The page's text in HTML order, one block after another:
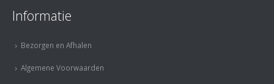
Informatie
Bezorgen en Afhalen
Algemene Voorwaarden